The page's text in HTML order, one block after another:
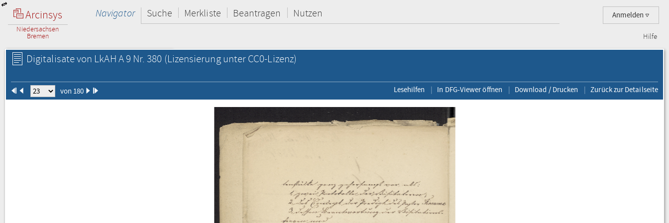
Arcinsys
Niedersachsen
Bremen
Anmelden
Navigator Suche Merkliste Beantragen Nutzen
Hilfe
Digitalisate von LkAH A 9 Nr. 380 (Lizensierung unter CC0-Lizenz)
von 180 Lesehilfen In DFG-Viewer öffnen Download / Drucken Zurück zur Detailseite